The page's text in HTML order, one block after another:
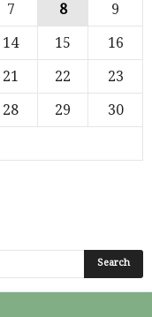
7 8
9
14 15
16
21 22
23
28 29
30